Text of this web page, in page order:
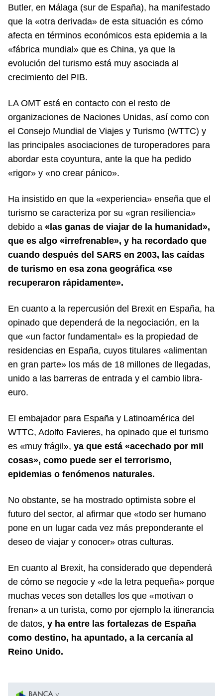
Butler, en Málaga (sur de España), ha manifestado
que la «otra derivada» de esta situación es cómo
afecta en términos económicos esta epidemia a la
«fábrica mundial» que es China, ya que la
evolución del turismo está muy asociada al
crecimiento del PIB.
LA OMT está en contacto con el resto de
organizaciones de Naciones Unidas, así como con
el Consejo Mundial de Viajes y Turismo (WTTC) y
las principales asociaciones de turoperadores para
abordar esta coyuntura, ante la que ha pedido
«rigor» y «no crear pánico».
Ha insistido en que la «experiencia» enseña que el
turismo se caracteriza por su «gran resiliencia»
debido a «las ganas de viajar de la humanidad»,
que es algo «irrefrenable», y ha recordado que
cuando después del SARS en 2003, las caídas
de turismo en esa zona geográfica «se
recuperaron rápidamente».
En cuanto a la repercusión del Brexit en España, ha
opinado que dependerá de la negociación, en la
que «un factor fundamental» es la propiedad de
residencias en España, cuyos titulares «alimentan
en gran parte» los más de 18 millones de llegadas,
unido a las barreras de entrada y el cambio libra-
euro.
El embajador para España y Latinoamérica del
WTTC, Adolfo Favieres, ha opinado que el turismo
es «muy frágil», ya que está «acechado por mil
cosas», como puede ser el terrorismo,
epidemias o fenómenos naturales.
No obstante, se ha mostrado optimista sobre el
futuro del sector, al afirmar que «todo ser humano
pone en un lugar cada vez más preponderante el
deseo de viajar y conocer» otras culturas.
En cuanto al Brexit, ha considerado que dependerá
de cómo se negocie y «de la letra pequeña» porque
muchas veces son detalles los que «motivan o
frenan» a un turista, como por ejemplo la itinerancia
de datos, y ha entre las fortalezas de España
como destino, ha apuntado, a la cercanía al
Reino Unido.